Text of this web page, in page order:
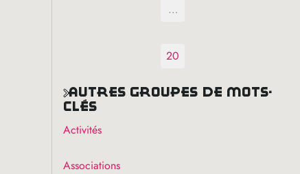
…
20
autres groupes de mots-
clés
Activités
Associations